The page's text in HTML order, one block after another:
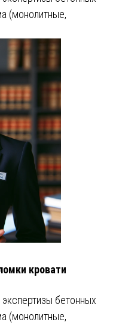
(монолитные,
кровати
бетонных
(монолитные,